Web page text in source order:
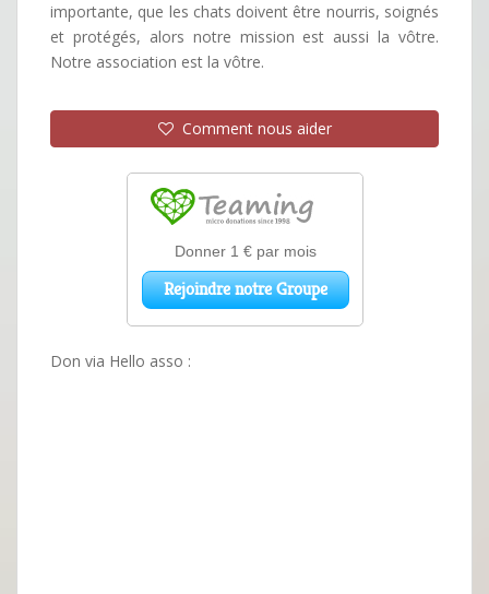
importante, que les chats doivent être nourris, soignés
et protégés, alors notre mission est aussi la vôtre.
Notre association est la vôtre.
Comment nous aider
Don via Hello asso :